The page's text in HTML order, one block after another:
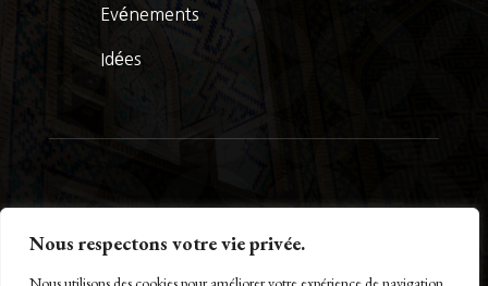
Nous respectons votre vie privée.
Evénements
Idées